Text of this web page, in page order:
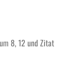
8, 12 und Zitat